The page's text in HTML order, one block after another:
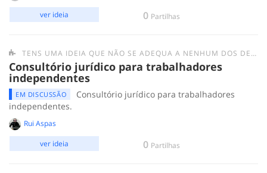
0 Partilhas
ver ideia
TENS UMA IDEIA QUE NÃO SE ADEQUA A NENHUM DOS DESAFIOS ANTERIORES? SUBMETE-A AQUI.
Consultório jurídico para trabalhadores
independentes
EM DISCUSSÃO
Consultório jurídico para trabalhadores
independentes.
Rui Aspas
0 Partilhas
ver ideia